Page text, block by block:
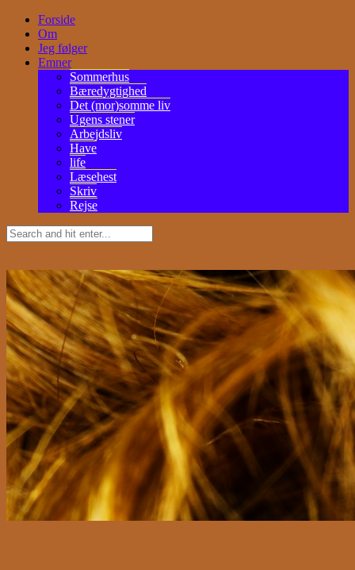
Forside
Om
Jeg følger
Emner
Sommerhus
Bæredygtighed
Det (mor)somme liv
Ugens stener
Arbejdsliv
Have
life
Læsehest
Skriv
Rejse